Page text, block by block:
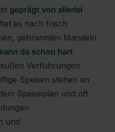
geprägt von allerlei
es nach frisch
gebrannten Mandeln
da schon hart
Verführungen
Speisen stehen an
Speiseplan und oft
und